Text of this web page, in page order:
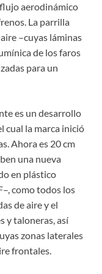
aerodinámico
La parrilla
–cuyas láminas
de los faros
para un
es un desarrollo
cual la marca inició
Ahora es 20 cm
una nueva
en plástico
como todos los
de aire y el
y taloneras, así
zonas laterales
frontales.